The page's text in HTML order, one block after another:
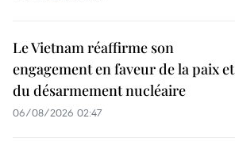
Le Vietnam réaffirme son
engagement en faveur de la paix et
du désarmement nucléaire
06/08/2026 02:47